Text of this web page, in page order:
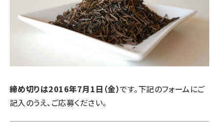
締め切りは2016年7月1日（金）です。下記のフォームにご
記入のうえ、ご応募ください。